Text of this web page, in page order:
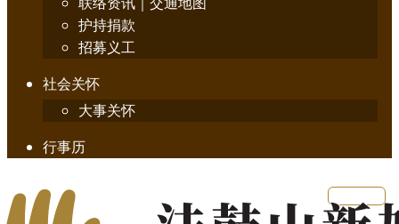
护持捐款
招募义工
社会关怀
大事关怀
行事历